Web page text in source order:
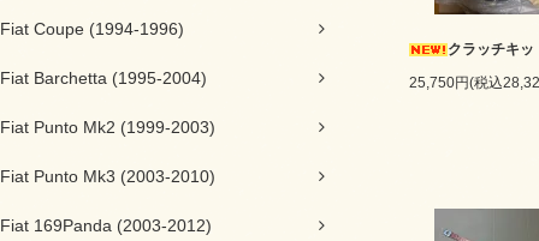
Fiat Coupe (1994-1996)
Fiat Barchetta (1995-2004)
Fiat Punto Mk2 (1999-2003)
Fiat Punto Mk3 (2003-2010)
Fiat 169Panda (2003-2012)
クラッチキッ
25,750円(税込